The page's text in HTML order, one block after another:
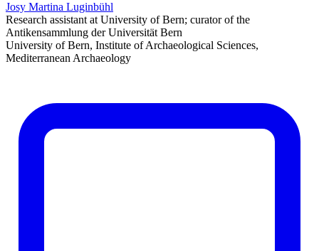
Josy Martina Luginbühl
Research assistant at University of Bern; curator of the
Antikensammlung der Universität Bern
University of Bern, Institute of Archaeological Sciences,
Mediterranean Archaeology